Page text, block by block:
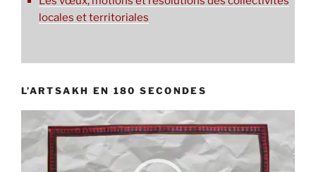
locales et territoriales
L’ARTSAKH EN 180 SECONDES
vidéo